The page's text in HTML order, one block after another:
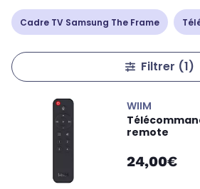
Cadre TV Samsung The Frame
Filtrer (1)
WIIM
remote
24,00€